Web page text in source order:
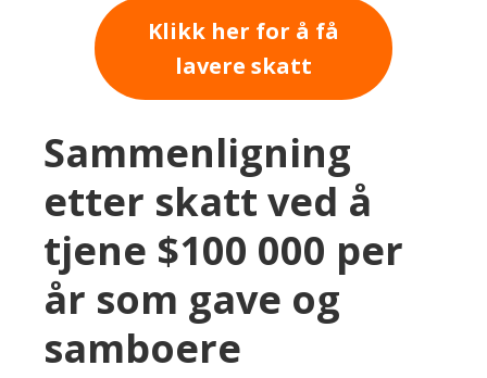
Klikk her for å få
lavere skatt
Sammenligning
etter skatt ved å
tjene $100 000 per
år som gave og
samboere